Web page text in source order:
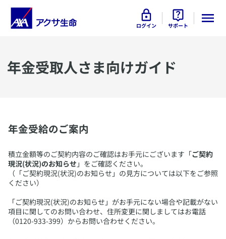
ログイン サポート
​年金受取人さま向けガイド
​年金受給のご案内
​積立金額等のご契約内容のご確認はお手元にございます「ご契約
現況(状況)のお知らせ 」をご確認ください。
（「ご契約現況(状況)のお知らせ」の見方については以下をご参照
ください）
「ご契約現況(状況)のお知らせ」がお手元にない場合や記載がない
項目に関してのお問い合わせ、住所変更に関しましてはお電話
（0120-933-399）からお問い合わせください。